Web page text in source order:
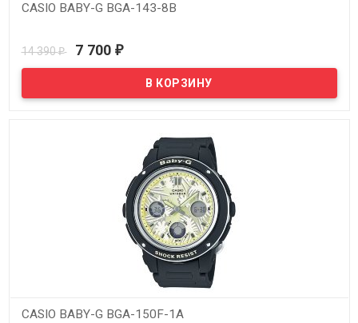
CASIO BABY-G BGA-143-8B
14 390₽ 7 700 ₽
CASIO BABY-G BGA-150F-1A